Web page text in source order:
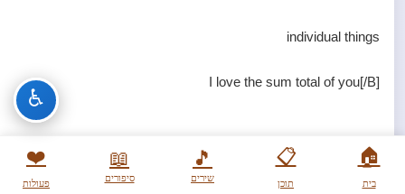
🏠
בית
📋
תוכן
🎵
שירים
📖
סיפורים
❤️
פעולות
individual things
I love the sum total of you[/B]
יותר מאשר אני אוהבת את כל אלו
♿